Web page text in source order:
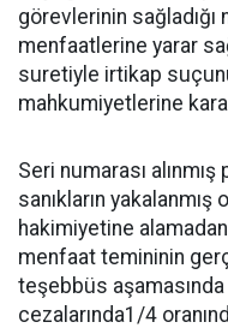
görevlerinin
menfaatlerine yarar
suretiyle irtikap
mahkumiyetlerine
Seri numarası
sanıkların yakalanmış
hakimiyetine
menfaat temininin
teşebbüs
cezalarında1/4